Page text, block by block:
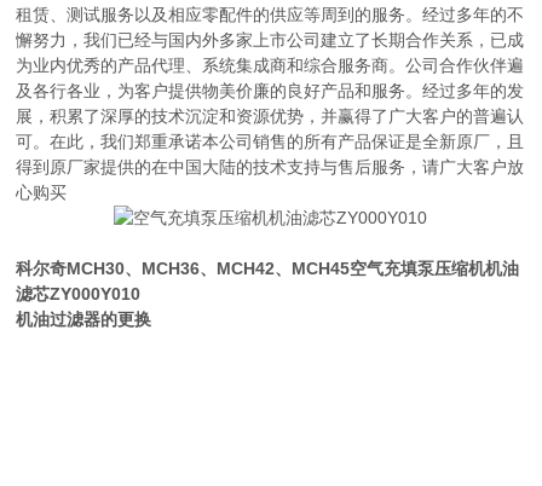
租赁、测试服务以及相应零配件的供应等周到的服务。经过多年的不
懈努力，我们已经与国内外多家上市公司建立了长期合作关系，已成
为业内优秀的产品代理、系统集成商和综合服务商。公司合作伙伴遍
及各行各业，为客户提供物美价廉的良好产品和服务。经过多年的发
展，积累了深厚的技术沉淀和资源优势，并赢得了广大客户的普遍认
可。在此，我们郑重承诺本公司销售的所有产品保证是全新原厂，且
得到原厂家提供的在中国大陆的技术支持与售后服务，请广大客户放
心购买
科尔奇MCH30、MCH36、MCH42、MCH45空气充填泵压缩机机油
滤芯ZY000Y010
机油过滤器的更换